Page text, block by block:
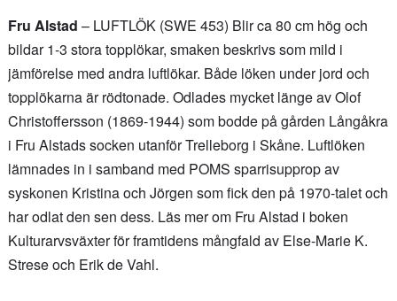
Fru Alstad – LUFTLÖK (SWE 453) Blir ca 80 cm hög och
bildar 1-3 stora topplökar, smaken beskrivs som mild i
jämförelse med andra luftlökar. Både löken under jord och
topplökarna är rödtonade. Odlades mycket länge av Olof
Christoffersson (1869-1944) som bodde på gården Långåkra
i Fru Alstads socken utanför Trelleborg i Skåne. Luftlöken
lämnades in i samband med POMS sparrisupprop av
syskonen Kristina och Jörgen som fick den på 1970-talet och
har odlat den sen dess. Läs mer om Fru Alstad i boken
Kulturarvsväxter för framtidens mångfald av Else-Marie K.
Strese och Erik de Vahl.